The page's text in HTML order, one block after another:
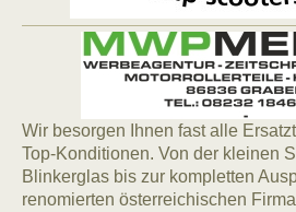
Wir besorgen Ihnen fast alle
Top-Konditionen. Von der kleinen
Blinkerglas bis zur kompletten
renomierten österreichischen